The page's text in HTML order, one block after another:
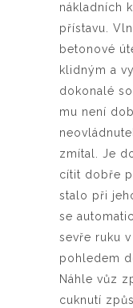
nákladních
přístavu.
betonové
klidným a
dokonalé
mu není
zmítal. Je
cítit dobře
stalo při
se
sevře ruku
pohledem
Náhle vůz
cuknutí